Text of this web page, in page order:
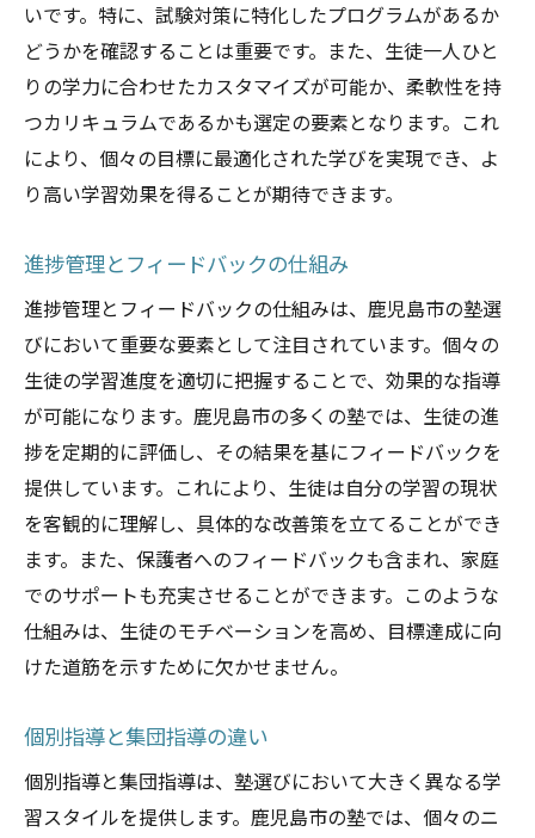
いです。特に、試験対策に特化したプログラムがあるか
どうかを確認することは重要です。また、生徒一人ひと
りの学力に合わせたカスタマイズが可能か、柔軟性を持
つカリキュラムであるかも選定の要素となります。これ
により、個々の目標に最適化された学びを実現でき、よ
り高い学習効果を得ることが期待できます。
進捗管理とフィードバックの仕組み
進捗管理とフィードバックの仕組みは、鹿児島市の塾選
びにおいて重要な要素として注目されています。個々の
生徒の学習進度を適切に把握することで、効果的な指導
が可能になります。鹿児島市の多くの塾では、生徒の進
捗を定期的に評価し、その結果を基にフィードバックを
提供しています。これにより、生徒は自分の学習の現状
を客観的に理解し、具体的な改善策を立てることができ
ます。また、保護者へのフィードバックも含まれ、家庭
でのサポートも充実させることができます。このような
仕組みは、生徒のモチベーションを高め、目標達成に向
けた道筋を示すために欠かせません。
個別指導と集団指導の違い
個別指導と集団指導は、塾選びにおいて大きく異なる学
習スタイルを提供します。鹿児島市の塾では、個々のニ